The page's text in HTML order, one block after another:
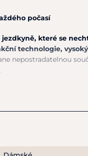
počasí
jezdkyně, které se
technologie,
nepostradatelnou
švy
během pohybu.
přizpůsobení při